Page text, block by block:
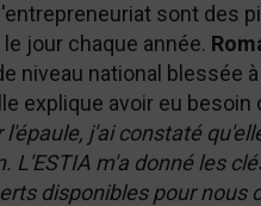
sont des
jour chaque année.
niveau national blessée
explique avoir eu
j'ai constaté
L'ESTIA m'a donné les
disponibles pour